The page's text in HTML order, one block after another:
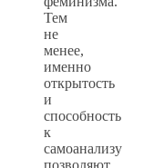
Тем
не
менее,
именно
открытость
и
способность
к
самоанализу
позволяют